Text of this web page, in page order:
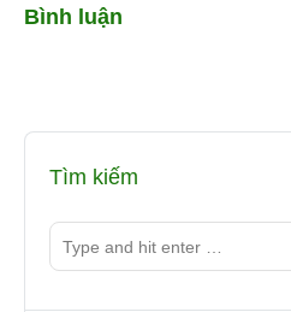
Bình luận
Tìm kiếm